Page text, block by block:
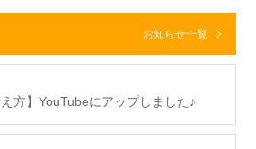
お知らせ一覧
方】YouTubeにアップしました♪